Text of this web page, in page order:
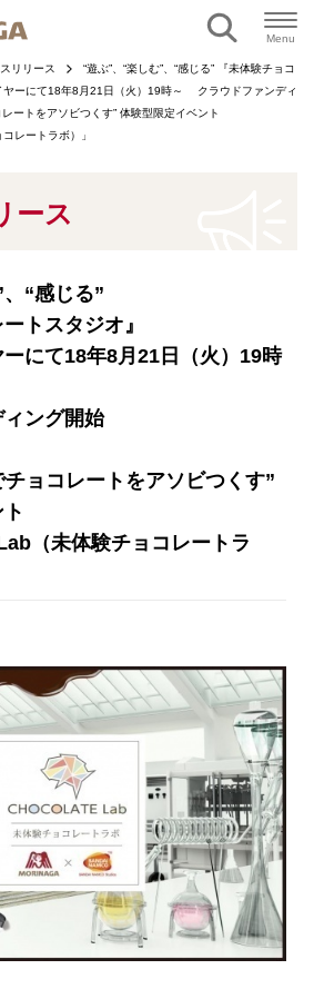
Menu
リリース
“遊ぶ”、“楽しむ”、“感じる” 『未体験チョコ
ヤーにて18年8月21日（火）19時～ クラウドファンディ
ートをアソビつくす” 体験型限定イベント
レートラボ）」
ース
“感じる”
トスタジオ』
にて18年8月21日（火）19時
ング開始
ョコレートをアソビつくす”
（未体験チョコレートラ